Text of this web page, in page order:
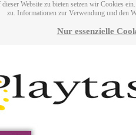
Website zu bieten setzen wir Cookies
zu. Informationen zur Verwendung und den
Nur essenzielle